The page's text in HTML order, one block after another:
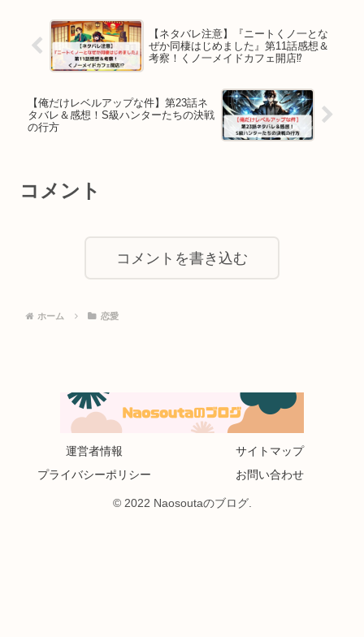
【ネタバレ注意】『ニートくノ一とな
ぜか同棲はじめました』第11話感想＆
考察！くノ一メイドカフェ開店⁉
【俺だけレベルアップな件】第23話ネ
タバレ＆感想！S級ハンターたちの決戦
の行方
コメント
コメントを書き込む
ホーム 恋愛
運営者情報
サイトマップ
プライバシーポリシー
お問い合わせ
© 2022 Naosoutaのブログ.